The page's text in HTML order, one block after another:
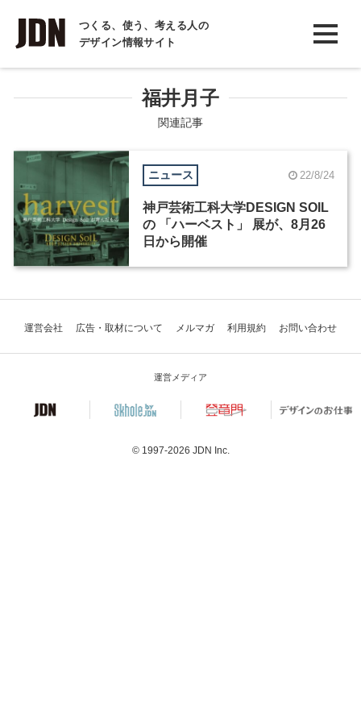
つくる、使う、考える人の
デザイン情報サイト
INTERVIEW
インタビュー
COLUMN
福井月子
関連記事
ニュース 22/8/24
神戸芸術工科大学DESIGN SOIL
の 「ハーベスト」 展が、8月26
日から開催
運営会社 広告・取材について メルマガ 利用規約 お問い合わせ
運営メディア
© 1997-2026 JDN Inc.